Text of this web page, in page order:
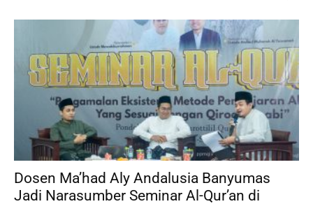
Dosen Ma’had Aly Andalusia Banyumas
Jadi Narasumber Seminar Al-Qur’an di